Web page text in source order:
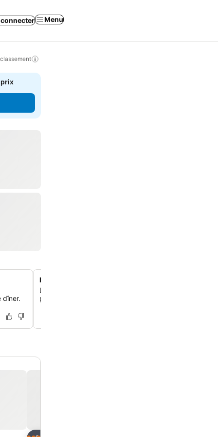
connecter Menu
prix
dîner.
Piscine extérieure et jardin paisible
Les clients peuvent se détendre au bord de la piscine
profiter du calme du jardin bien entretenu de l'hôtel.